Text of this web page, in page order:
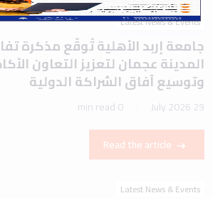
Latest News & Events
جامعة إربد الأهلية تُوقّع مذكرة
المدينة عجمان لتعزيز التعاون
وتوسيع آفاق الشراكة الدولية
29 July 2026
0 min read
Read the article
Latest News & Events